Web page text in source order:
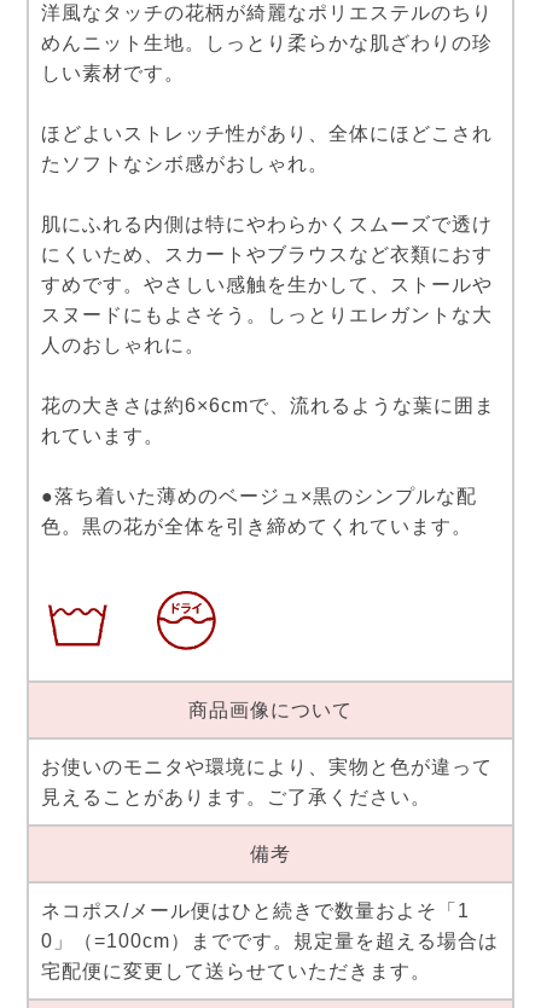
洋風なタッチの花柄が綺麗なポリエステルのちり
めんニット生地。しっとり柔らかな肌ざわりの珍
しい素材です。
ほどよいストレッチ性があり、全体にほどこされ
たソフトなシボ感がおしゃれ。
肌にふれる内側は特にやわらかくスムーズで透け
にくいため、スカートやブラウスなど衣類におす
すめです。やさしい感触を生かして、ストールや
スヌードにもよさそう。しっとりエレガントな大
人のおしゃれに。
花の大きさは約6×6cmで、流れるような葉に囲ま
れています。
●落ち着いた薄めのベージュ×黒のシンプルな配
色。黒の花が全体を引き締めてくれています。
商品画像について
お使いのモニタや環境により、実物と色が違って
見えることがあります。ご了承ください。
備考
ネコポス/メール便はひと続きで数量およそ「1
0」（=100cm）までです。規定量を超える場合は
宅配便に変更して送らせていただきます。